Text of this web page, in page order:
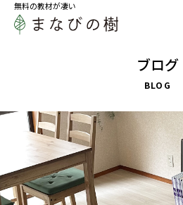
無料の教材が凄い
ブログ
BLOG